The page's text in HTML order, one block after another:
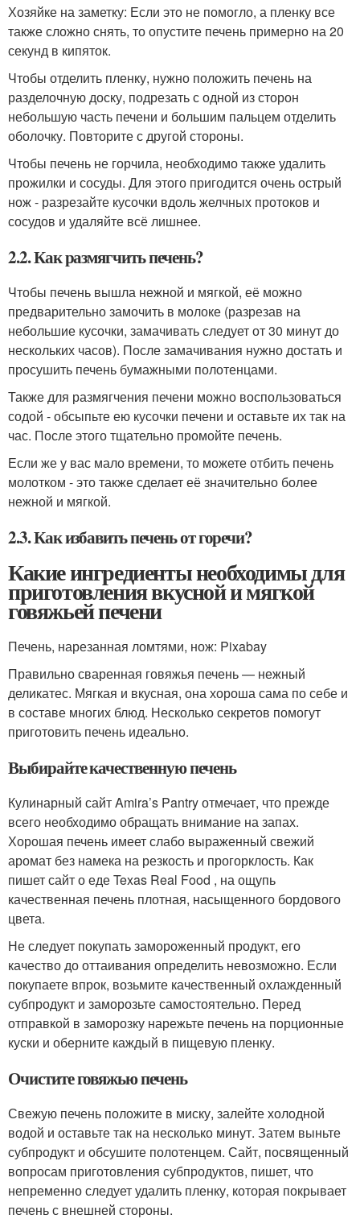
Хозяйке на заметку: Если это не помогло, а пленку все
также сложно снять, то опустите печень примерно на 20
секунд в кипяток.
Чтобы отделить пленку, нужно положить печень на
разделочную доску, подрезать с одной из сторон
небольшую часть печени и большим пальцем отделить
оболочку. Повторите с другой стороны.
Чтобы печень не горчила, необходимо также удалить
прожилки и сосуды. Для этого пригодится очень острый
нож - разрезайте кусочки вдоль желчных протоков и
сосудов и удаляйте всё лишнее.
2.2. Как размягчить печень?
Чтобы печень вышла нежной и мягкой, её можно
предварительно замочить в молоке (разрезав на
небольшие кусочки, замачивать следует от 30 минут до
нескольких часов). После замачивания нужно достать и
просушить печень бумажными полотенцами.
Также для размягчения печени можно воспользоваться
содой - обсыпьте ею кусочки печени и оставьте их так на
час. После этого тщательно промойте печень.
Если же у вас мало времени, то можете отбить печень
молотком - это также сделает её значительно более
нежной и мягкой.
2.3. Как избавить печень от горечи?
Какие ингредиенты необходимы для
приготовления вкусной и мягкой
говяжьей печени
Печень, нарезанная ломтями, нож: Pixabay
Правильно сваренная говяжья печень — нежный
деликатес. Мягкая и вкусная, она хороша сама по себе и
в составе многих блюд. Несколько секретов помогут
приготовить печень идеально.
Выбирайте качественную печень
Кулинарный сайт Amira’s Pantry отмечает, что прежде
всего необходимо обращать внимание на запах.
Хорошая печень имеет слабо выраженный свежий
аромат без намека на резкость и прогорклость. Как
пишет сайт о еде Texas Real Food , на ощупь
качественная печень плотная, насыщенного бордового
цвета.
Не следует покупать замороженный продукт, его
качество до оттаивания определить невозможно. Если
покупаете впрок, возьмите качественный охлажденный
субпродукт и заморозьте самостоятельно. Перед
отправкой в заморозку нарежьте печень на порционные
куски и оберните каждый в пищевую пленку.
Очистите говяжью печень
Свежую печень положите в миску, залейте холодной
водой и оставьте так на несколько минут. Затем выньте
субпродукт и обсушите полотенцем. Сайт, посвященный
вопросам приготовления субпродуктов, пишет, что
непременно следует удалить пленку, которая покрывает
печень с внешней стороны.